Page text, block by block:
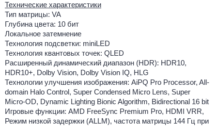
Технические характеристики
Тип матрицы: VA
Глубина цвета: 10 бит
Локальное затемнение
Технология подсветки: miniLED
Технология квантовых точек: QLED
Расширенный динамический диапазон (HDR): HDR10,
HDR10+, Dolby Vision, Dolby Vision IQ, HLG
Технологии улучшения изображения: AiPQ Pro Processor, All-
domain Halo Control, Super Condensed Micro Lens, Super
Micro-OD, Dynamic Lighting Bionic Algorithm, Bidirectional 16 bit
Игровые функции: AMD FreeSync Premium Pro, HDMI VRR,
Режим низкой задержки (ALLM), частота матрицы 144 Гц при